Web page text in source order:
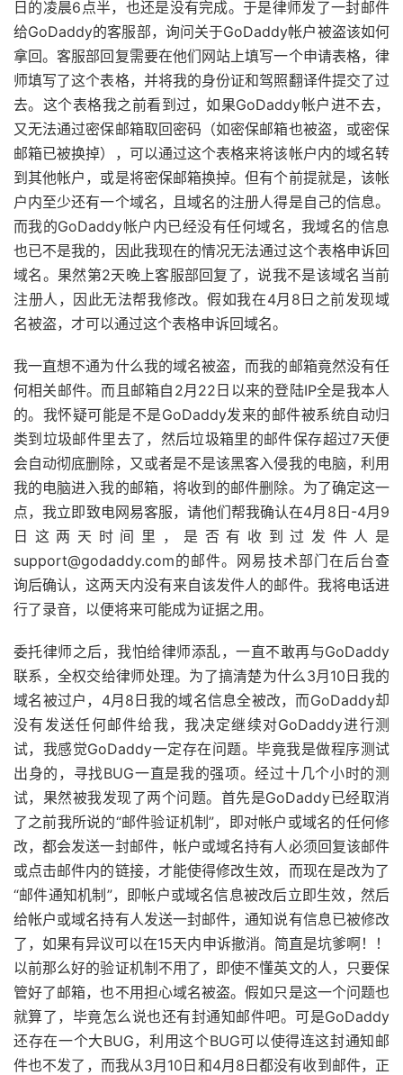
日的凌晨6点半，也还是没有完成。于是律师发了一封邮件
给GoDaddy的客服部，询问关于GoDaddy帐户被盗该如何
拿回。客服部回复需要在他们网站上填写一个申请表格，律
师填写了这个表格，并将我的身份证和驾照翻译件提交了过
去。这个表格我之前看到过，如果GoDaddy帐户进不去，
又无法通过密保邮箱取回密码（如密保邮箱也被盗，或密保
邮箱已被换掉），可以通过这个表格来将该帐户内的域名转
到其他帐户，或是将密保邮箱换掉。但有个前提就是，该帐
户内至少还有一个域名，且域名的注册人得是自己的信息。
而我的GoDaddy帐户内已经没有任何域名，我域名的信息
也已不是我的，因此我现在的情况无法通过这个表格申诉回
域名。果然第2天晚上客服部回复了，说我不是该域名当前
注册人，因此无法帮我修改。假如我在4月8日之前发现域
名被盗，才可以通过这个表格申诉回域名。
我一直想不通为什么我的域名被盗，而我的邮箱竟然没有任
何相关邮件。而且邮箱自2月22日以来的登陆IP全是我本人
的。我怀疑可能是不是GoDaddy发来的邮件被系统自动归
类到垃圾邮件里去了，然后垃圾箱里的邮件保存超过7天便
会自动彻底删除，又或者是不是该黑客入侵我的电脑，利用
我的电脑进入我的邮箱，将收到的邮件删除。为了确定这一
点，我立即致电网易客服，请他们帮我确认在4月8日-4月9
日这两天时间里，是否有收到过发件人是
support@godaddy.com的邮件。网易技术部门在后台查
询后确认，这两天内没有来自该发件人的邮件。我将电话进
行了录音，以便将来可能成为证据之用。
委托律师之后，我怕给律师添乱，一直不敢再与GoDaddy
联系，全权交给律师处理。为了搞清楚为什么3月10日我的
域名被过户，4月8日我的域名信息全被改，而GoDaddy却
没有发送任何邮件给我，我决定继续对GoDaddy进行测
试，我感觉GoDaddy一定存在问题。毕竟我是做程序测试
出身的，寻找BUG一直是我的强项。经过十几个小时的测
试，果然被我发现了两个问题。首先是GoDaddy已经取消
了之前我所说的“邮件验证机制”，即对帐户或域名的任何修
改，都会发送一封邮件，帐户或域名持有人必须回复该邮件
或点击邮件内的链接，才能使得修改生效，而现在是改为了
“邮件通知机制”，即帐户或域名信息被改后立即生效，然后
给帐户或域名持有人发送一封邮件，通知说有信息已被修改
了，如果有异议可以在15天内申诉撤消。简直是坑爹啊！！
以前那么好的验证机制不用了，即使不懂英文的人，只要保
管好了邮箱，也不用担心域名被盗。假如只是这一个问题也
就算了，毕竟怎么说也还有封通知邮件吧。可是GoDaddy
还存在一个大BUG，利用这个BUG可以使得连这封通知邮
件也不发了，而我从3月10日和4月8日都没有收到邮件，正